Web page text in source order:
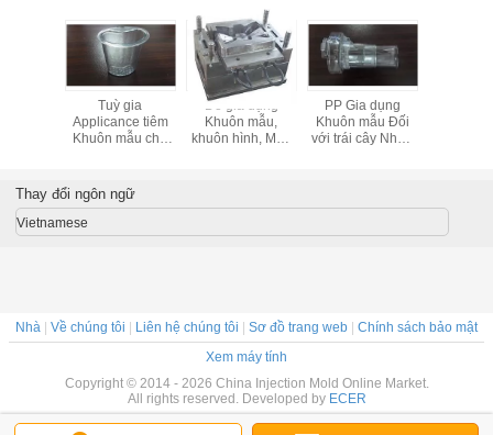
Tuỳ gia
Applicance tiêm
Khuôn mẫu cho
cây
Đồ gia dụng
Khuôn mẫu,
khuôn hình, MAT
PP Gia dụng
Khuôn mẫu Đối
với trái cây Nhấn
Thay đổi ngôn ngữ
Vietnamese
Nhà | Về chúng tôi | Liên hệ chúng tôi | Sơ đồ trang web | Chính sách bảo mật
Xem máy tính
Copyright © 2014 - 2026 China Injection Mold Online Market.
All rights reserved. Developed by ECER